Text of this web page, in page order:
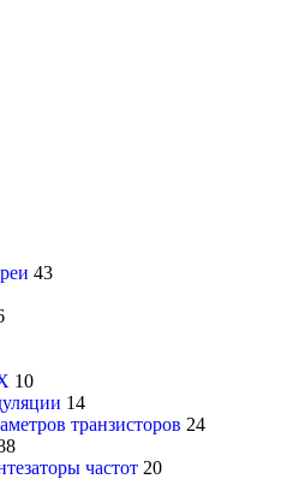
43
10
14
транзисторов 24
частот 20